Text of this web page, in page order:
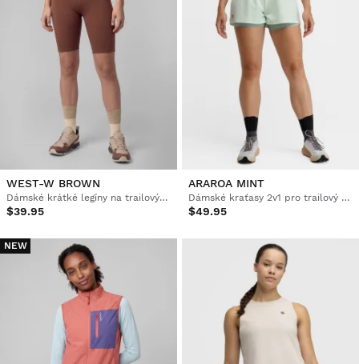
WEST-W BROWN
Dámské krátké legíny na trailový běh
$39.95
ARAROA MINT
Dámské kraťasy 2v1 pro trailový běh
$49.95
NEW